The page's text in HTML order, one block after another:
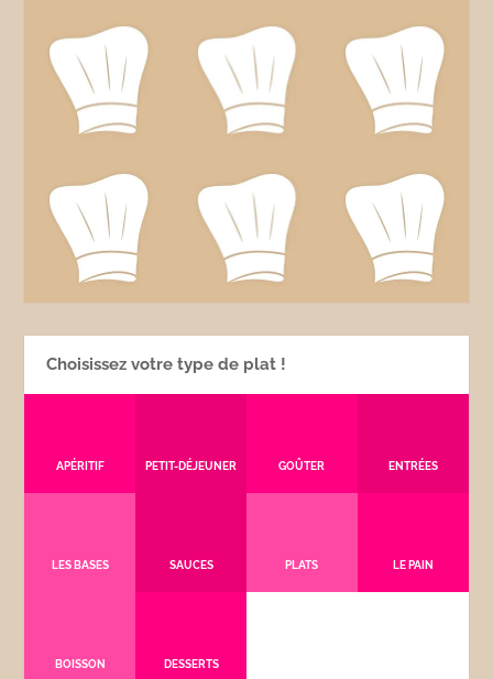
Choisissez votre type de plat !
APÉRITIF PETIT-DÉJEUNER GOÛTER ENTRÉES
LES BASES SAUCES PLATS LE PAIN
BOISSON DESSERTS